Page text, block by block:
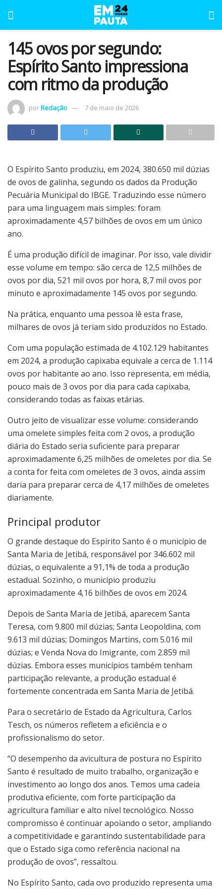
145 ovos por segundo:
Espírito Santo impressiona
com ritmo da produção
porRedação 7 de maio de 2026
O Espírito Santo produziu, em 2024, 380.650 mil dúzias
de ovos de galinha, segundo os dados da Produção
Pecuária Municipal do IBGE. Traduzindo esse número
para uma linguagem mais simples: foram
aproximadamente 4,57 bilhões de ovos em um único
ano.
É uma produção difícil de imaginar. Por isso, vale dividir
esse volume em tempo: são cerca de 12,5 milhões de
ovos por dia, 521 mil ovos por hora, 8,7 mil ovos por
minuto e aproximadamente 145 ovos por segundo.
Na prática, enquanto uma pessoa lê esta frase,
milhares de ovos já teriam sido produzidos no Estado.
Com uma população estimada de 4.102.129 habitantes
em 2024, a produção capixaba equivale a cerca de 1.114
ovos por habitante ao ano. Isso representa, em média,
pouco mais de 3 ovos por dia para cada capixaba,
considerando todas as faixas etárias.
Outro jeito de visualizar esse volume: considerando
uma omelete simples feita com 2 ovos, a produção
diária do Estado seria suficiente para preparar
aproximadamente 6,25 milhões de omeletes por dia. Se
a conta for feita com omeletes de 3 ovos, ainda assim
daria para preparar cerca de 4,17 milhões de omeletes
diariamente.
Principal produtor
O grande destaque do Espírito Santo é o município de
Santa Maria de Jetibá, responsável por 346.602 mil
dúzias, o equivalente a 91,1% de toda a produção
estadual. Sozinho, o município produziu
aproximadamente 4,16 bilhões de ovos em 2024.
Depois de Santa Maria de Jetibá, aparecem Santa
Teresa, com 9.800 mil dúzias; Santa Leopoldina, com
9.613 mil dúzias; Domingos Martins, com 5.016 mil
dúzias; e Venda Nova do Imigrante, com 2.859 mil
dúzias. Embora esses municípios também tenham
participação relevante, a produção estadual é
fortemente concentrada em Santa Maria de Jetibá.
Para o secretário de Estado da Agricultura, Carlos
Tesch, os números refletem a eficiência e o
profissionalismo do setor.
“O desempenho da avicultura de postura no Espírito
Santo é resultado de muito trabalho, organização e
investimento ao longo dos anos. Temos uma cadeia
produtiva eficiente, com forte participação da
agricultura familiar e alto nível tecnológico. Nosso
compromisso é continuar apoiando o setor, ampliando
a competitividade e garantindo sustentabilidade para
que o Estado siga como referência nacional na
produção de ovos”, ressaltou.
No Espírito Santo, cada ovo produzido representa uma